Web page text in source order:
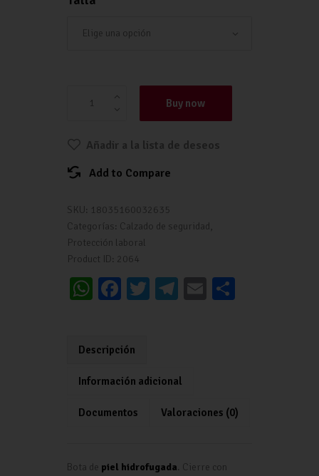
Buy now
Añadir a la lista de deseos
Add to Compare
SKU: 18035160032635
Categorías: Calzado de seguridad,
Protección laboral
Product ID: 2064
W
s
A
p
Fa
o
o
k
T
Te
m
E
tir
Descripción
Información adicional
Documentos Valoraciones (0)
Bota de piel hidrofugada. Cierre con